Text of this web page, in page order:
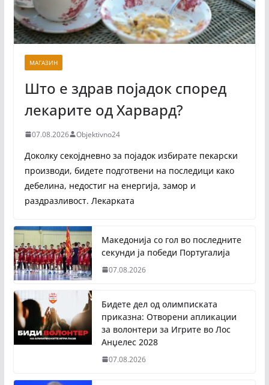
МАГАЗИН
Што е здрав појадок според
лекарите од Харвард?
07.08.2026 Objektivno24
Доколку секојдневно за појадок избирате пекарски
производи, бидете подготвени на последици како
дебелина, недостиг на енергија, замор и
раздразливост. Лекарката
Македонија со гол во последните
секунди ја победи Португалија
07.08.2026
Бидете дел од олимписката
приказна: Отворени апликации
за волонтери за Игрите во Лос
Анџелес 2028
07.08.2026